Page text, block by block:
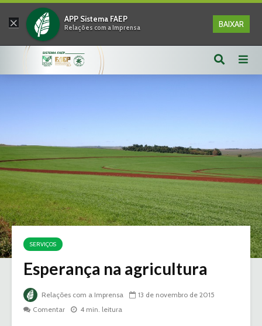
× APP Sistema FAEP
Relações com a Imprensa BAIXAR
SERVIÇOS
Esperança na agricultura
Relações com a Imprensa
13 de novembro de 2015
Comentar
4 min. leitura